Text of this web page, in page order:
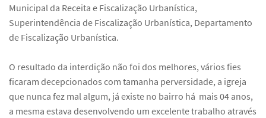
Municipal da Receita e Fiscalização Urbanística,
Superintendência de Fiscalização Urbanística, Departamento
de Fiscalização Urbanística.
O resultado da interdição não foi dos melhores, vários fies
ficaram decepcionados com tamanha perversidade, a igreja
que nunca fez mal algum, já existe no bairro há mais 04 anos,
a mesma estava desenvolvendo um excelente trabalho através